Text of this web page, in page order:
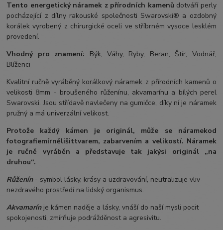
Tento energetický náramek z přírodních kamenů dotváří perly
pocházející z dílny rakouské společnosti Swarovski® a ozdobný
korálek vyrobený z chirurgické oceli ve stříbrném vysoce lesklém
provedení.
Vhodný pro znamení: Býk, Váhy, Ryby, Beran, Štír, Vodnář,
Blíženci
Kvalitní ručně vyráběný korálkový náramek z přírodních kamenů o
velikosti 8mm - broušeného růženínu, akvamarínu a bílých perel
Swarovski. Jsou střídavě navlečeny na gumičce, díky ní je náramek
pružný a má univerzální velikost.
Protože každý kámen je originál, může se náramekod
fotografiemírnělišittvarem, zabarvením a velikostí. Náramek
je ručně vyráběn a představuje tak jakýsi originál „na
druhou“.
Růženín- symbol lásky, krásy a uzdravování, neutralizuje vliv
nezdravého prostředí na lidský organismus.
Akvamarínje kámen naděje a lásky, vnáší do naší mysli pocit
spokojenosti, zmírňuje podrážděnost a agresivitu.